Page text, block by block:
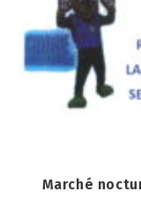
Marché